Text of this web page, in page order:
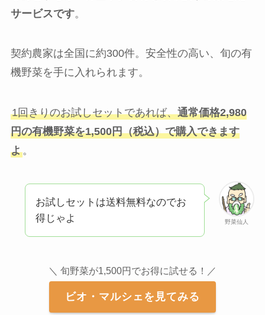
サービスです。
契約農家は全国に約300件。安全性の高い、旬の有
機野菜を手に入れられます。
1回きりのお試しセットであれば、通常価格2,980
円の有機野菜を1,500円（税込）で購入できます
よ。
野菜仙人
お試しセットは送料無料なのでお
得じゃよ
＼ 旬野菜が1,500円でお得に試せる！／
ビオ・マルシェを見てみる